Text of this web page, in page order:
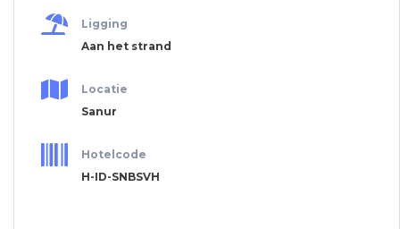
Ligging
Aan het strand
Locatie
Sanur
Hotelcode
H-ID-SNBSVH